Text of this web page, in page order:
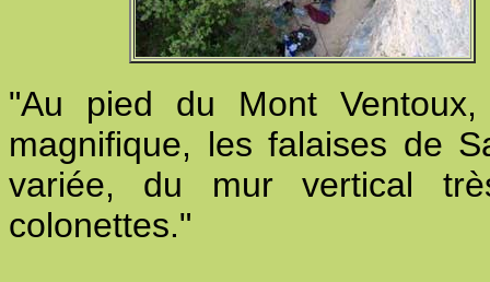
"Au pied du Mont
magnifique, les falaises de
variée, du mur vertical
colonettes."